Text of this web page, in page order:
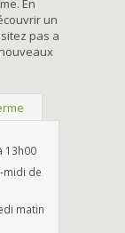
En
un
pas a
13h00
midi de
matin